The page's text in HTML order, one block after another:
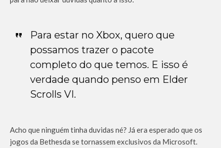
Para estar no Xbox, quero que
possamos trazer o pacote
completo do que temos. E isso é
verdade quando penso em Elder
Scrolls VI.
Acho que ninguém tinha duvidas né? Já era esperado que os
jogos da Bethesda se tornassem exclusivos da Microsoft.